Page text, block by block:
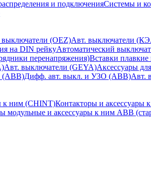
и подключенияСистемы и
выключатели (OEZ)Авт. выключатели
на DIN рейкуАвтоматический
перенапряжения)Вставки
Авт. выключатели (GEYA)Аксессуары
(ABB)Дифф. авт. выкл. и УЗО (ABB)Авт.
к ним (CHINT)Контакторы и аксессуары
модульные и аксессуары к ним ABB